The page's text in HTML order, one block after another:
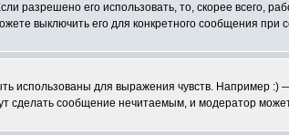
разрешено его использовать, то, скорее всего,
выключить его для конкретного сообщения при
использованы для выражения чувств. Например
сделать сообщение нечитаемым, и модератор